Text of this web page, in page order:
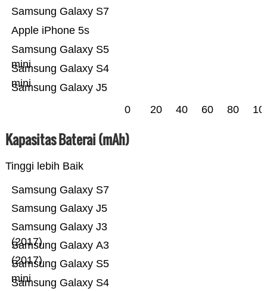
Samsung Galaxy J5
Samsung Galaxy S4
mini
Samsung Galaxy S5
mini
Apple iPhone 5s
Samsung Galaxy S7
0 20 40 60 80
Kapasitas Baterai (mAh)
Tinggi lebih Baik
Samsung Galaxy S4
Samsung Galaxy S5
mini
Samsung Galaxy A3
(2017)
Samsung Galaxy J3
(2017)
Samsung Galaxy J5
Samsung Galaxy S7